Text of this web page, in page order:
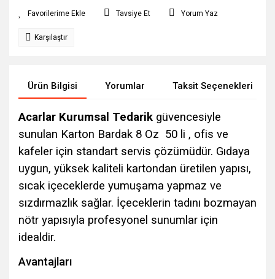
Tavsiye Et Yorum Yaz
Karşılaştır
Ürün Bilgisi Yorumlar Taksit Seçenekleri
Acarlar Kurumsal Tedarik güvencesiyle
sunulan Karton Bardak 8 Oz 50 li , ofis ve
kafeler için standart servis çözümüdür. Gıdaya
uygun, yüksek kaliteli kartondan üretilen yapısı,
sıcak içeceklerde yumuşama yapmaz ve
sızdırmazlık sağlar. İçeceklerin tadını bozmayan
nötr yapısıyla profesyonel sunumlar için
idealdir.
Avantajları